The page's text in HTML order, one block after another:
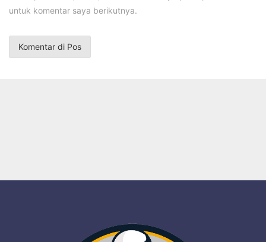
untuk komentar saya berikutnya.